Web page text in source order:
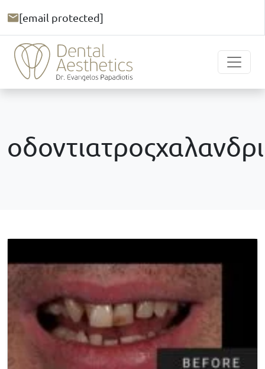
[email protected]
οδοντιατροςχαλανδρι